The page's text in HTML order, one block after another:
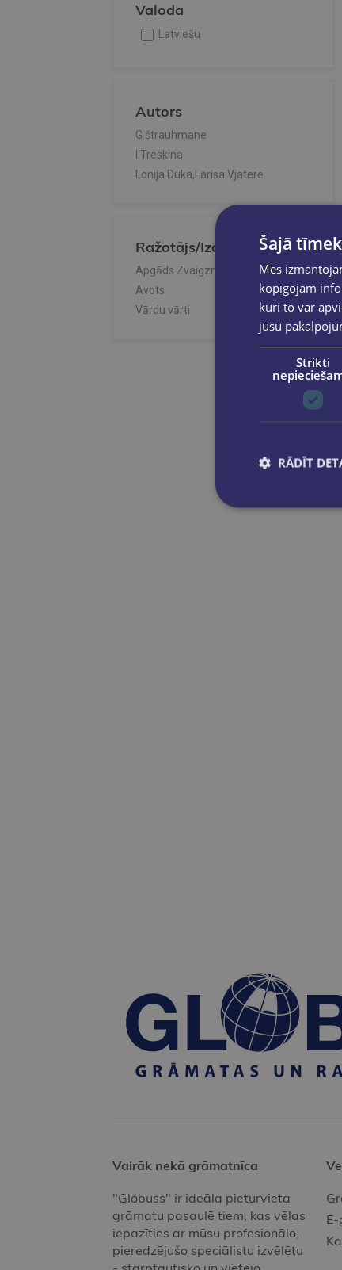
Valoda
Latviešu
Autors
G.štrauhmane
I.Treskina
Lonija Duka,Larisa Vjatere
Ražotājs/Izdevējs
Apgāds Zvaigzne ABC
Avots
Vārdu vārti
Vairāk nekā grāmatnīca
"Globuss" ir ideāla pieturvieta
grāmatu pasaulē tiem, kas vēlas
iepazīties ar mūsu profesionālo,
pieredzējušo speciālistu izvēlētu
Šajā
Mēs
kopīgojam
kuri to var
jūsu
Strikti
RĀDĪT